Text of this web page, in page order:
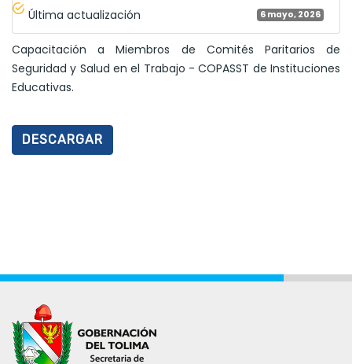
Última actualización 6 mayo, 2026
Capacitación a Miembros de Comités Paritarios de
Seguridad y Salud en el Trabajo - COPASST de Instituciones
Educativas.
DESCARGAR